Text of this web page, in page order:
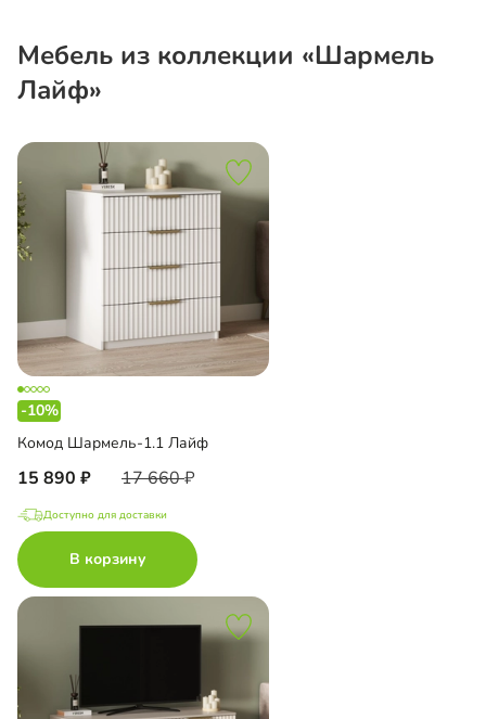
Мебель из коллекции «Шармель
Лайф»
-10%
Комод Шармель-1.1 Лайф
15 890 17 660
Доступно для доставки
В корзину